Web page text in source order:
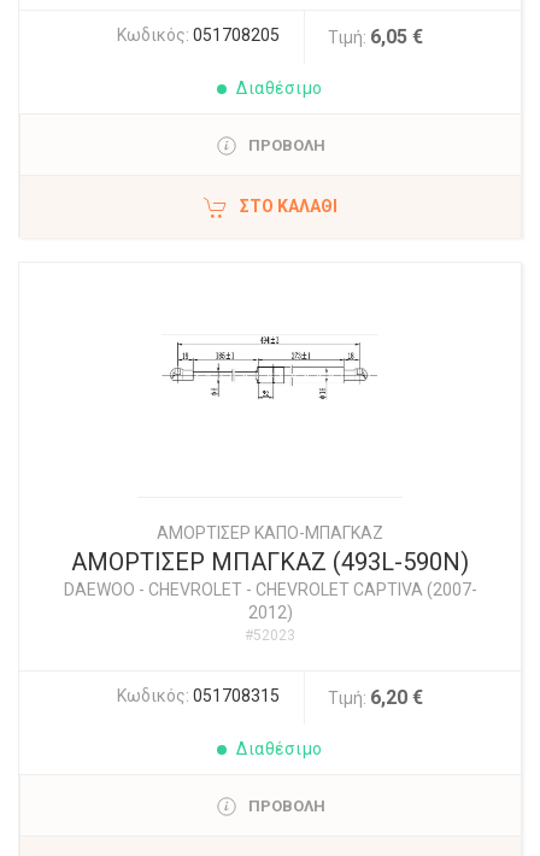
Κωδικός: 051708205 Τιμή: 6,05 €
Διαθέσιμο
ΠΡΟΒΟΛΗ
ΣΤΟ ΚΑΛΆΘΙ
ΑΜΟΡΤΙΣΕΡ ΚΑΠΟ-ΜΠΑΓΚΑΖ
ΑΜΟΡΤΙΣΕΡ ΜΠΑΓΚΑΖ (493L-590N)
DAEWOO - CHEVROLET- CHEVROLET CAPTIVA (2007-
2012)
#52023
Κωδικός: 051708315 Τιμή: 6,20 €
Διαθέσιμο
ΠΡΟΒΟΛΗ